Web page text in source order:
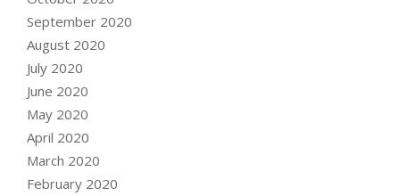
September 2020
August 2020
July 2020
June 2020
May 2020
April 2020
March 2020
February 2020